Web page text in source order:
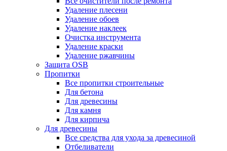
Удаление плесени
Удаление обоев
Удаление наклеек
Очистка инструмента
Удаление краски
Удаление ржавчины
Защита OSB
Пропитки
Все пропитки строительные
Для бетона
Для древесины
Для камня
Для кирпича
Для древесины
Все средства для ухода за древесиной
Отбеливатели